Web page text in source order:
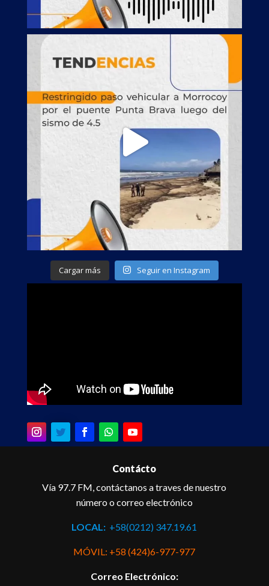
Cargar más Seguir en Instagram
Contácto
Vía 97.7 FM, contáctanos a traves de nuestro
número o correo electrónico
LOCAL: +58(0212) 347.19.61
MÓVIL: +58 (424)6-977-977
Correo Electrónico: